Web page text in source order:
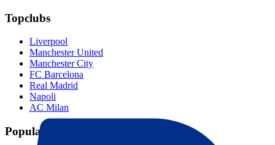
Topclubs
Liverpool
Manchester United
Manchester City
FC Barcelona
Real Madrid
Napoli
AC Milan
Populaire events